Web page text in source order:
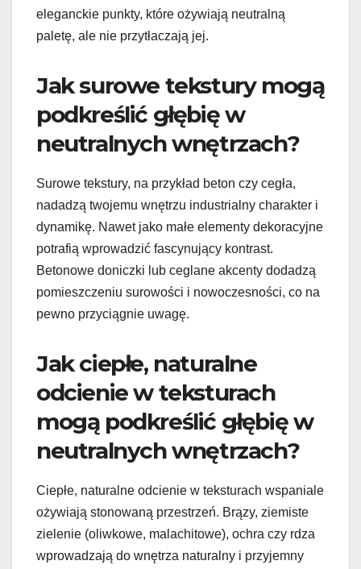
eleganckie punkty, które ożywiają neutralną
paletę, ale nie przytłaczają jej.
Jak surowe tekstury mogą
podkreślić głębię w
neutralnych wnętrzach?
Surowe tekstury, na przykład beton czy cegła,
nadadzą twojemu wnętrzu industrialny charakter i
dynamikę. Nawet jako małe elementy dekoracyjne
potrafią wprowadzić fascynujący kontrast.
Betonowe doniczki lub ceglane akcenty dodadzą
pomieszczeniu surowości i nowoczesności, co na
pewno przyciągnie uwagę.
Jak ciepłe, naturalne
odcienie w teksturach
mogą podkreślić głębię w
neutralnych wnętrzach?
Ciepłe, naturalne odcienie w teksturach wspaniale
ożywiają stonowaną przestrzeń. Brązy, ziemiste
zielenie (oliwkowe, malachitowe), ochra czy rdza
wprowadzają do wnętrza naturalny i przyjemny